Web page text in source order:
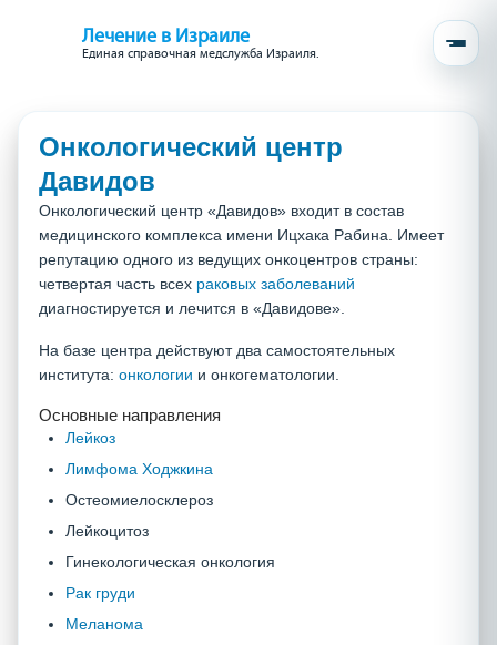
Лечение в Израиле
Единая справочная медслужба Израиля.
Онкологический центр
Давидов
Онкологический центр «Давидов» входит в состав
медицинского комплекса имени Ицхака Рабина. Имеет
репутацию одного из ведущих онкоцентров страны:
четвертая часть всех раковых заболеваний
диагностируется и лечится в «Давидове».
На базе центра действуют два самостоятельных
института: онкологии и онкогематологии.
Основные направления
Лейкоз
Лимфома Ходжкина
Остеомиелосклероз
Лейкоцитоз
Гинекологическая онкология
Рак груди
Меланома